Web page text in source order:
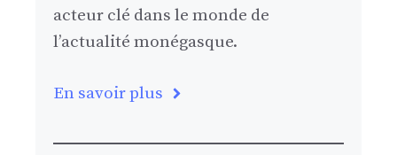
acteur clé dans le monde de
l’actualité monégasque.
En savoir plus